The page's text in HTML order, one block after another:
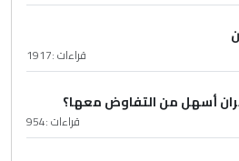
قراءات :1917
أسهل من التفاوض معها؟
قراءات :954